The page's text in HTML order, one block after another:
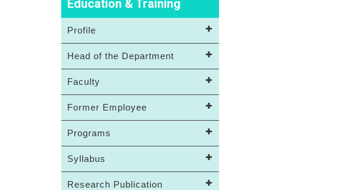
Education & Training
Profile
Head of the Department
Faculty
Former Employee
Programs
Syllabus
Research Publication